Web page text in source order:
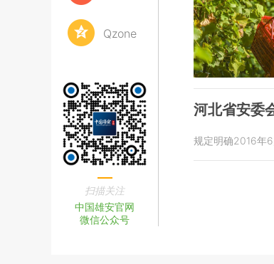
Qzone
扫描关注
中国雄安官网
微信公众号
河北省安委
规定明确2016年